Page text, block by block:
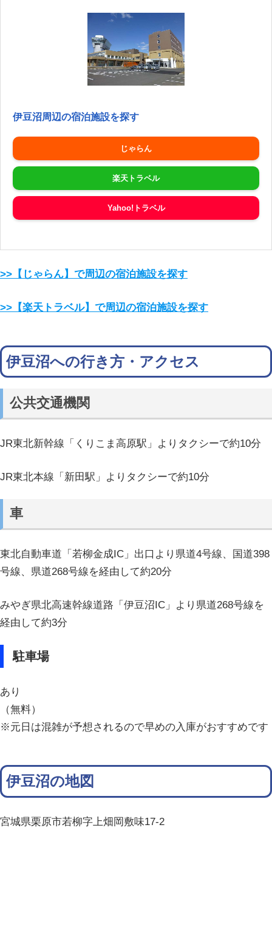
伊豆沼周辺の宿泊施設を探す
じゃらん
楽天トラベル
Yahoo!トラベル
>>【じゃらん】で周辺の宿泊施設を探す
>>【楽天トラベル】で周辺の宿泊施設を探す
伊豆沼への行き方・アクセス
公共交通機関
JR東北新幹線「くりこま高原駅」よりタクシーで約10分
JR東北本線「新田駅」よりタクシーで約10分
車
東北自動車道「若柳金成IC」出口より県道4号線、国道398
号線、県道268号線を経由して約20分
みやぎ県北高速幹線道路「伊豆沼IC」より県道268号線を
経由して約3分
駐車場
あり
（無料）
※元日は混雑が予想されるので早めの入庫がおすすめです
伊豆沼の地図
宮城県栗原市若柳字上畑岡敷味17-2